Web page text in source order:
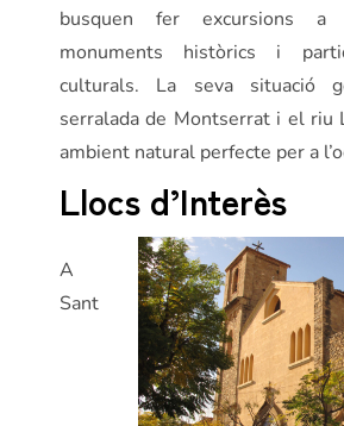
busquen fer excursions
monuments històrics i
culturals. La seva situació
serralada de Montserrat i el riu
ambient natural perfecte per a
Llocs d’Interès
A
Sant